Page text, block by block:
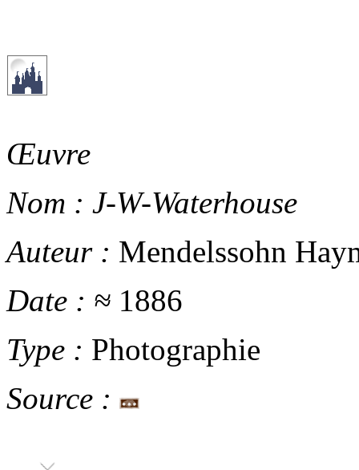
Œuvre
Nom : J-W-Waterhouse
Auteur : Mendelssohn
Date : ≈ 1886
Type : Photographie
Source :